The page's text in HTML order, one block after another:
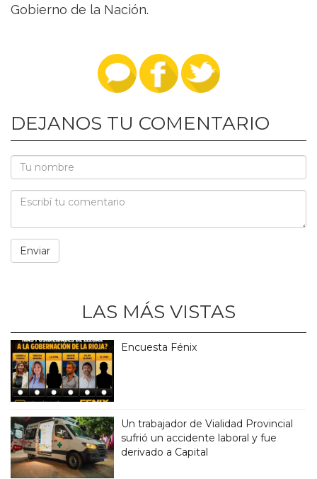
Gobierno de la Nación.
DEJANOS TU COMENTARIO
LAS MÁS VISTAS
Encuesta Fénix
Un trabajador de Vialidad Provincial
sufrió un accidente laboral y fue
derivado a Capital